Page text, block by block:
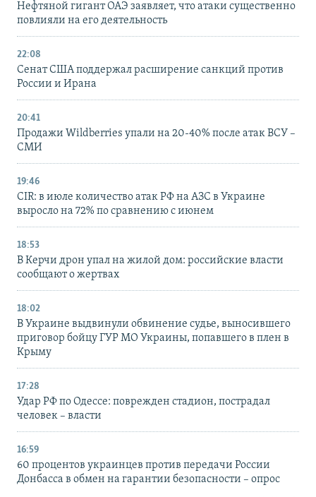
Нефтяной гигант ОАЭ заявляет, что атаки существенно
повлияли на его деятельность
22:08
Сенат США поддержал расширение санкций против
России и Ирана
20:41
Продажи Wildberries упали на 20-40% после атак ВСУ –
СМИ
19:46
CIR: в июле количество атак РФ на АЗС в Украине
выросло на 72% по сравнению с июнем
18:53
В Керчи дрон упал на жилой дом: российские власти
сообщают о жертвах
18:02
В Украине выдвинули обвинение судье, выносившего
приговор бойцу ГУР МО Украины, попавшего в плен в
Крыму
17:28
Удар РФ по Одессе: поврежден стадион, пострадал
человек – власти
16:59
60 процентов украинцев против передачи России
Донбасса в обмен на гарантии безопасности – опрос